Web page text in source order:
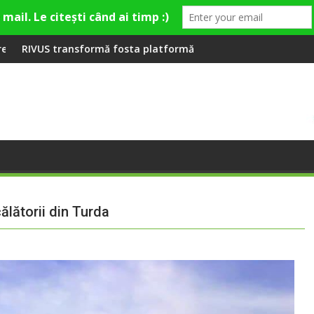
Fashion Village
platformă Carbochim într-un nou centru cultural și de
Când luna devine o întrebare
din Turda